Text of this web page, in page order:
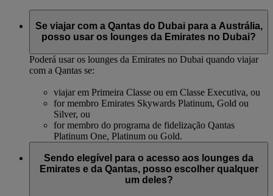
Se viajar com a Qantas do Dubai para a Austrália,
posso usar os lounges da Emirates no Dubai?
Poderá usar os lounges da Emirates no Dubai quando viajar
com a Qantas se:
viajar em Primeira Classe ou em Classe Executiva, ou
for membro Emirates Skywards Platinum, Gold ou
Silver, ou
for membro do programa de fidelização Qantas
Platinum One, Platinum ou Gold.
Sendo elegível para o acesso aos lounges da
Emirates e da Qantas, posso escolher qualquer
um deles?